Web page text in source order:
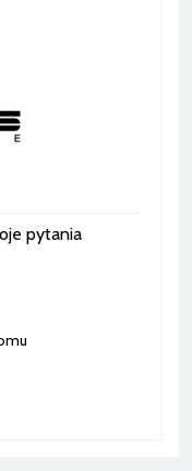
pytania